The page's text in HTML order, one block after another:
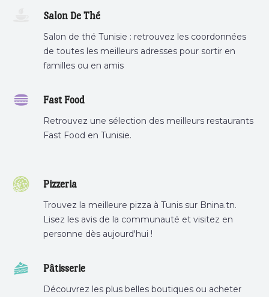
Salon De Thé
Salon de thé Tunisie : retrouvez les coordonnées
de toutes les meilleurs adresses pour sortir en
familles ou en amis
Fast Food
Retrouvez une sélection des meilleurs restaurants
Fast Food en Tunisie.
Pizzeria
Trouvez la meilleure pizza à Tunis sur Bnina.tn.
Lisez les avis de la communauté et visitez en
personne dès aujourd'hui !
Pâtisserie
Découvrez les plus belles boutiques ou acheter